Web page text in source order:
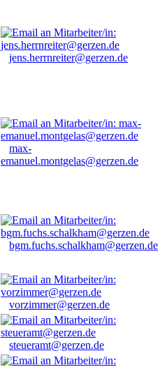
jens.herrnreiter@gerzen.de
max-
emanuel.montgelas@gerzen.de
bgm.fuchs.schalkham@gerzen.de
vorzimmer@gerzen.de
steueramt@gerzen.de